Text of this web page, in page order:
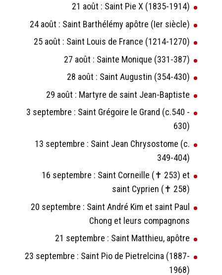
21 août : Saint Pie X (1835-1914)
24 août : Saint Barthélémy apôtre (Ier siècle)
25 août : Saint Louis de France (1214-1270)
27 août : Sainte Monique (331-387)
28 août : Saint Augustin (354-430)
29 août : Martyre de saint Jean-Baptiste
3 septembre : Saint Grégoire le Grand (c.540 -
630)
13 septembre : Saint Jean Chrysostome (c.
349-404)
16 septembre : Saint Corneille (✝ 253) et
saint Cyprien (✝ 258)
20 septembre : Saint André Kim et saint Paul
Chong et leurs compagnons
21 septembre : Saint Matthieu, apôtre
23 septembre : Saint Pio de Pietrelcina (1887-
1968)